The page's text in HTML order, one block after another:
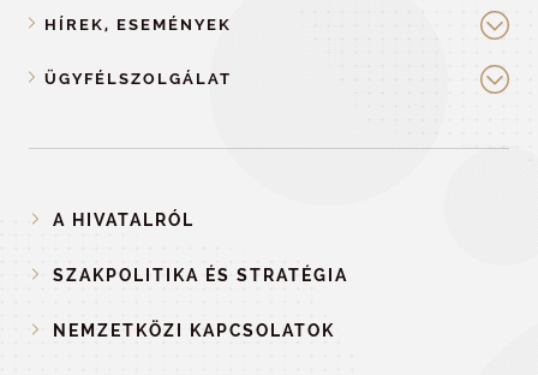
HÍREK, ESEMÉNYEK
ÜGYFÉLSZOLGÁLAT
A HIVATALRÓL
SZAKPOLITIKA ÉS STRATÉGIA
NEMZETKÖZI KAPCSOLATOK